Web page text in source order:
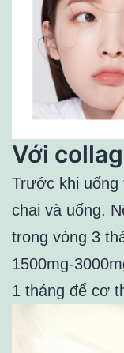
Với
Trước khi uống
chai và uống.
trong vòng 3
1500mg-
1 tháng để cơ